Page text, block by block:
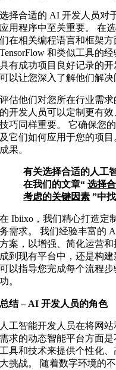
选择合适的 AI 开发人员对
应用程序中至关重要。 在
们在相关编程语言和框架方
TensorFlow 和类似工具的
具有成功项目良好记录的
可以让您深入了解他们解决
评估他们对您所在行业需
的开发人员可以定制更有
技巧同样重要。 它确保您
及它们如何应用于您的项
成果。
有关选择合适的人工
在我们的文章“ 选择
考虑的关键因素 ”中
在 Ibiixo，我们精心打造定
务需求。 我们经验丰富的
方案，以增强、简化运营
成到现有平台中，还是构
可以指导您完成每个流程
功。
总结 – AI 开发人员的角色
人工智能开发人员在将网
需求的动态智能平台方面
工具和技术来提供个性化
大挑战。 随着数字环境的